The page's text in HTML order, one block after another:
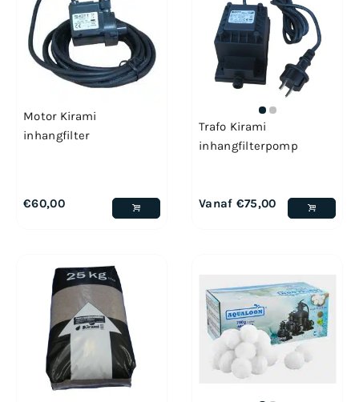
Motor Kirami
inhangfilter
€60,00
Trafo Kirami
inhangfilterpomp
Vanaf €75,00